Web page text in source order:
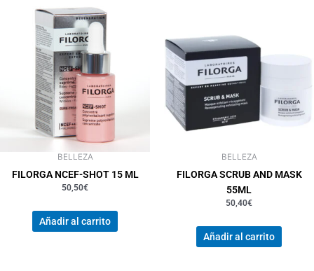
BELLEZA
FILORGA NCEF-SHOT 15 ML
50,50€
Añadir al carrito
BELLEZA
FILORGA SCRUB AND MASK
55ML
50,40€
Añadir al carrito